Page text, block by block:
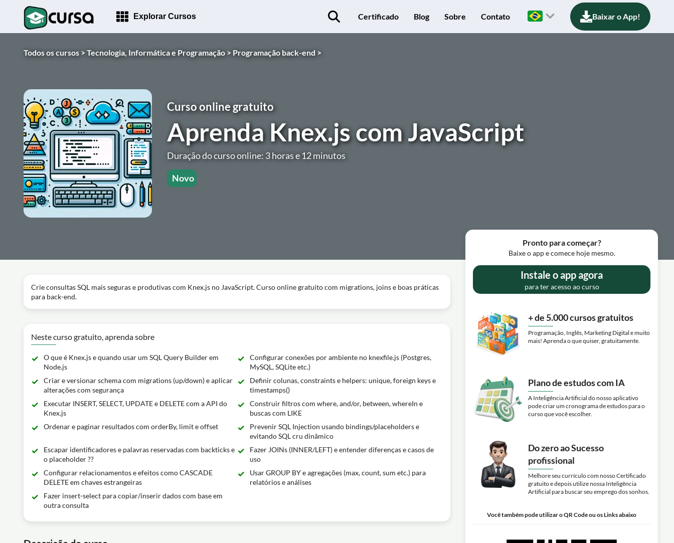
Explorar Cursos Certificado Blog Sobre Contato Baixar o App!
Todos os cursos > Tecnologia, Informática e Programação > Programação back-end >
Curso online gratuito
Aprenda Knex.js com JavaScript
Duração do curso online: 3 horas e 12 minutos
Novo
Crie consultas SQL mais seguras e produtivas com Knex.js no JavaScript. Curso online gratuito com migrations, joins e boas práticas
para back-end.
Neste curso gratuito, aprenda sobre
O que é Knex.js e quando usar um SQL Query Builder em
Node.js
Configurar conexões por ambiente no knexfile.js (Postgres,
MySQL, SQLite etc.)
Criar e versionar schema com migrations (up/down) e aplicar
alterações com segurança
Definir colunas, constraints e helpers: unique, foreign keys e
timestamps()
Executar INSERT, SELECT, UPDATE e DELETE com a API do
Knex.js
Construir filtros com where, and/or, between, whereIn e
buscas com LIKE
Ordenar e paginar resultados com orderBy, limit e offset
Prevenir SQL Injection usando bindings/placeholders e
evitando SQL cru dinâmico
Escapar identificadores e palavras reservadas com backticks e
o placeholder ??
Fazer JOINs (INNER/LEFT) e entender diferenças e casos de
uso
Configurar relacionamentos e efeitos como CASCADE
DELETE em chaves estrangeiras
Usar GROUP BY e agregações (max, count, sum etc.) para
relatórios e análises
Fazer insert-select para copiar/inserir dados com base em
outra consulta
Pronto para começar?
Baixe o app e comece hoje mesmo.
Instale o app agora
para ter acesso ao curso
+ de 5.000 cursos gratuitos
Programação, Inglês, Marketing Digital e muito
mais! Aprenda o que quiser, gratuitamente.
Plano de estudos com IA
A Inteligência Artificial do nosso aplicativo
pode criar um cronograma de estudos para o
curso que você escolher.
Do zero ao Sucesso
profissional
Melhore seu currículo com nosso Certificado
gratuito e depois utilize nossa Inteligência
Artificial para buscar seu emprego dos sonhos.
Você também pode utilizar o QR Code ou os Links abaixo